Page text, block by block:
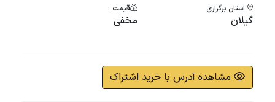
استان برگزاری
گیلان
قیمت :
مخفی
مشاهده آدرس با خرید اشتراک